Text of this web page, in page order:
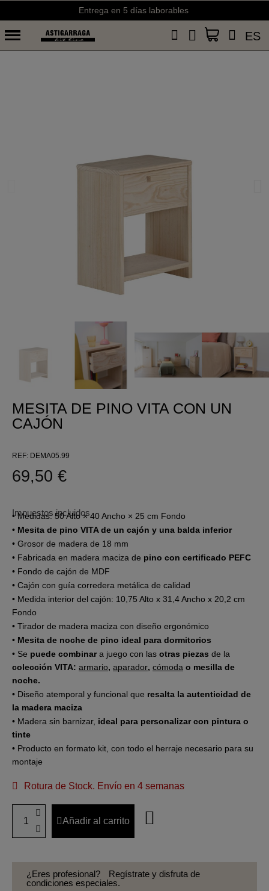
Entrega en 5 días laborables
ES
MESITA DE PINO VITA CON UN
CAJÓN
REF DEMA05.99
69,50 €
Impuestos incluidos
• Medidas: 50 Alto × 40 Ancho × 25 cm Fondo
• Mesita de pino VITA de un cajón y una balda inferior
• Grosor de madera de 18 mm
• Fabricada en madera maciza de pino con certificado PEFC
• Fondo de cajón de MDF
• Cajón con guía corredera metálica de calidad
• Medida interior del cajón: 10,75 Alto x 31,4 Ancho x 20,2 cm
Fondo
• Tirador de madera maciza con diseño ergonómico
• Mesita de noche de pino ideal para dormitorios
• Se puede combinara juego con las otras piezas de la
colección VITA: armario, aparador, cómoda o mesilla de
noche.
• Diseño atemporal y funcional que resalta la autenticidad de
la madera maciza
• Madera sin barnizar, ideal para personalizar con pintura o
tinte
• Producto en formato kit, con todo el herraje necesario para su
montaje
Rotura de Stock. Envío en 4 semanas
Añadir al carrito
¿Eres profesional?
Regístrate y disfruta de
condiciones especiales.